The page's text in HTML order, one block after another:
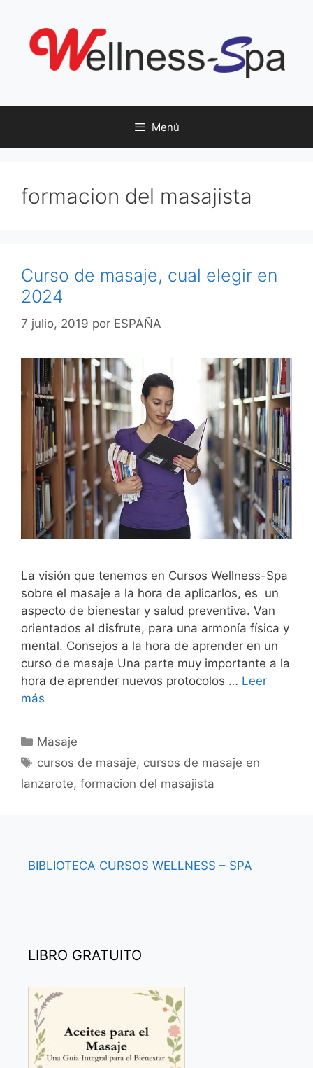
contenido
Menú
formacion del masajista
Curso de masaje, cual elegir en
2024
7 julio, 2019 por ESPAÑA
La visión que tenemos en Cursos Wellness-Spa
sobre el masaje a la hora de aplicarlos, es un
aspecto de bienestar y salud preventiva. Van
orientados al disfrute, para una armonía física y
mental. Consejos a la hora de aprender en un
curso de masaje Una parte muy importante a la
hora de aprender nuevos protocolos … Leer
más
Categorías
Masaje
Etiquetas
cursos de masaje, cursos de masaje en
lanzarote, formacion del masajista
BIBLIOTECA CURSOS WELLNESS – SPA
LIBRO GRATUITO